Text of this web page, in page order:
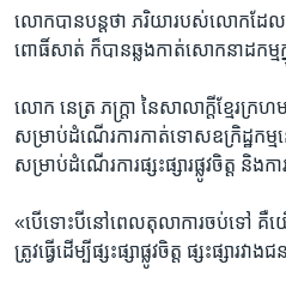
លោក​បាន​បន្ត​ថា ​ភរិយា​របស់​លោក​ដែ
ពោធិ៍សាត់​ ក៏​បាន​ឆ្លង​កាត់​សោកនាដកម្ម​ក្
លោក​ នេត្រ ភក្ត្រា ​នៃ​សាលាក្តី​ខ្មែរ​ក្
សម្រាប់​ដំណើរការ​កាត់​ទោស​ឧក្រិដ្ឋ​កម្ម​
សម្រាប់​ដំណើរ​ការ​ផ្សះផ្សារ​ផ្លូវចិត្ត ​និង​ក
«បើ​ទោះបី​នៅ​ពេល​តុលាការ​ចប់​ទៅ​ គឺ​យ
ត្រូវ​ធ្វើ​ដើម្បី​ផ្សះផ្សា​ផ្លូវ​ចិត្ត ផ្សះផ្សា​រ